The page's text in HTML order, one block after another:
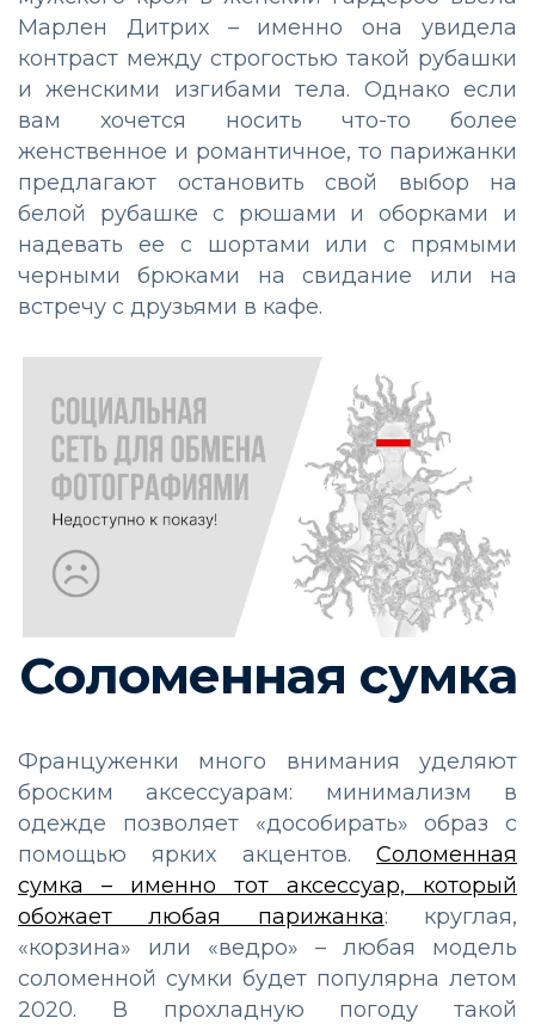
Марлен Дитрих – именно она увидела
контраст между строгостью такой рубашки
и женскими изгибами тела. Однако если
вам хочется носить что-то более
женственное и романтичное, то парижанки
предлагают остановить свой выбор на
белой рубашке с рюшами и оборками и
надевать ее с шортами или с прямыми
черными брюками на свидание или на
встречу с друзьями в кафе.
Соломенная сумка
Француженки много внимания уделяют
броским аксессуарам: минимализм в
одежде позволяет «дособирать» образ с
помощью ярких акцентов. Соломенная
сумка – именно тот аксессуар, который
обожает любая парижанка: круглая,
«корзина» или «ведро» – любая модель
соломенной сумки будет популярна летом
2020. В прохладную погоду такой